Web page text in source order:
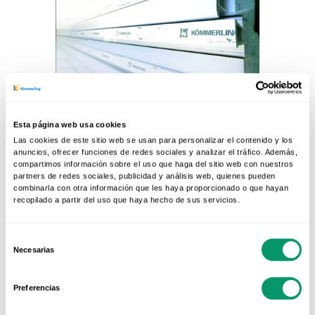
Esta página web usa cookies
Las cookies de este sitio web se usan para personalizar el contenido y los
anuncios, ofrecer funciones de redes sociales y analizar el tráfico. Además,
compartimos información sobre el uso que haga del sitio web con nuestros
partners de redes sociales, publicidad y análisis web, quienes pueden
combinarla con otra información que les haya proporcionado o que hayan
recopilado a partir del uso que haya hecho de sus servicios.
de
Necesarias
Preferencias
Reciclaje
Las ventanas greenline® se
reciclan y se incorporan al
proceso productivo. El cuidadoso